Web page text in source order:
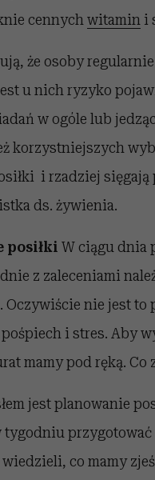
cennych witamin i
że osoby
u nich ryzyko
w ogóle lub
korzystniejszych
i rzadziej sięgają
ds. żywienia.
posiłki W ciągu dnia
z zaleceniami
Oczywiście nie jest
i stres. Aby
mamy pod ręką.
jest planowanie
tygodniu
co mamy